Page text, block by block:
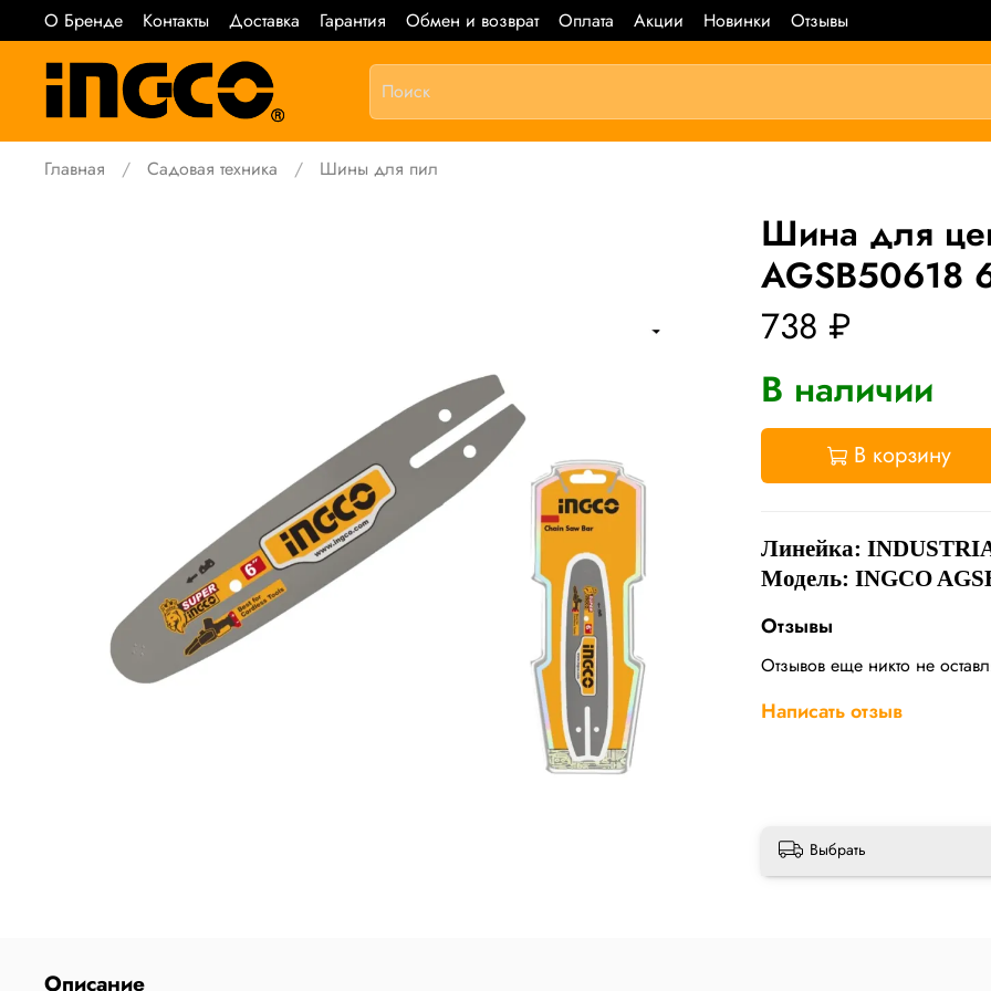
О Бренде Контакты Доставка Гарантия Обмен и возврат Оплата Акции Новинки Отзывы
Главная Садовая техника Шины для пил
Шина для
AGSB50618
738 ₽
В наличии
В корзину
Линейка:
Модель: INGCO
Отзывы
Отзывов еще никто не
Написать отзыв
Выбрать
Описание